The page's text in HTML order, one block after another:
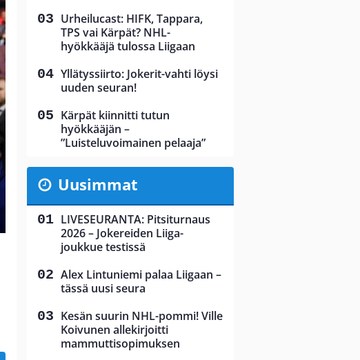
Urheilucast: HIFK, Tappara,
TPS vai Kärpät? NHL-
hyökkääjä tulossa Liigaan
Yllätyssiirto: Jokerit-vahti löysi
uuden seuran!
Kärpät kiinnitti tutun
hyökkääjän –
”Luisteluvoimainen pelaaja”
Uusimmat
LIVESEURANTA: Pitsiturnaus
2026 – Jokereiden Liiga-
joukkue testissä
Alex Lintuniemi palaa Liigaan –
tässä uusi seura
Kesän suurin NHL-pommi! Ville
Koivunen allekirjoitti
mammuttisopimuksen